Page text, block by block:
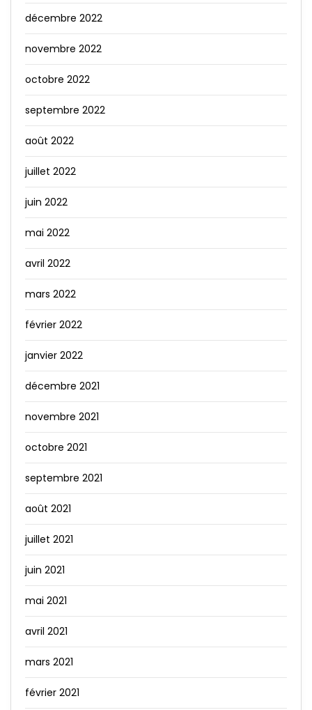
décembre 2022
novembre 2022
octobre 2022
septembre 2022
août 2022
juillet 2022
juin 2022
mai 2022
avril 2022
mars 2022
février 2022
janvier 2022
décembre 2021
novembre 2021
octobre 2021
septembre 2021
août 2021
juillet 2021
juin 2021
mai 2021
avril 2021
mars 2021
février 2021